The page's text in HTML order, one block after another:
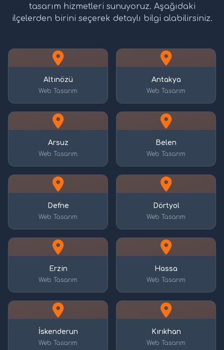
tasarım hizmetleri sunuyoruz. Aşağıdaki
ilçelerden birini seçerek detaylı bilgi alabilirsiniz.
Altınözü
Web Tasarım
Antakya
Web Tasarım
Arsuz
Web Tasarım
Belen
Web Tasarım
Defne
Web Tasarım
Dörtyol
Web Tasarım
Erzin
Web Tasarım
Hassa
Web Tasarım
İskenderun
Web Tasarım
Kırıkhan
Web Tasarım